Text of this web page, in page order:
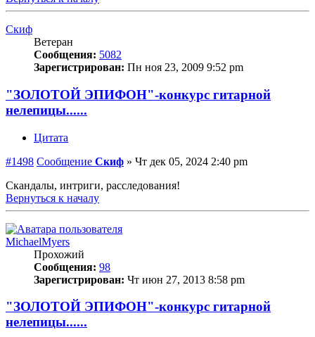
Скиф
Ветеран
Сообщения: 5082
Зарегистрирован: Пн ноя 23, 2009 9:52 pm
"ЗОЛОТОЙ ЭПИФОН"-конкурс гитарной
нелепицы......
Цитата
#1498 Сообщение Скиф » Чт дек 05, 2024 2:40 pm
Скандалы, интриги, расследования!
Вернуться к началу
MichaelMyers
Прохожий
Сообщения: 98
Зарегистрирован: Чт июн 27, 2013 8:58 pm
"ЗОЛОТОЙ ЭПИФОН"-конкурс гитарной
нелепицы......